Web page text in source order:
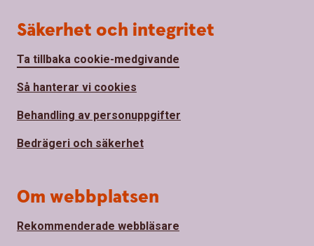
Säkerhet och integritet
Ta tillbaka cookie-medgivande
Så hanterar vi cookies
Behandling av personuppgifter
Bedrägeri och säkerhet
Om webbplatsen
Rekommenderade webbläsare